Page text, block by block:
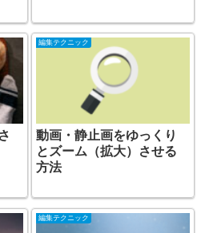
編集テクニック
動画・静止画をゆっくり
とズーム（拡大）させる
方法
編集テクニック